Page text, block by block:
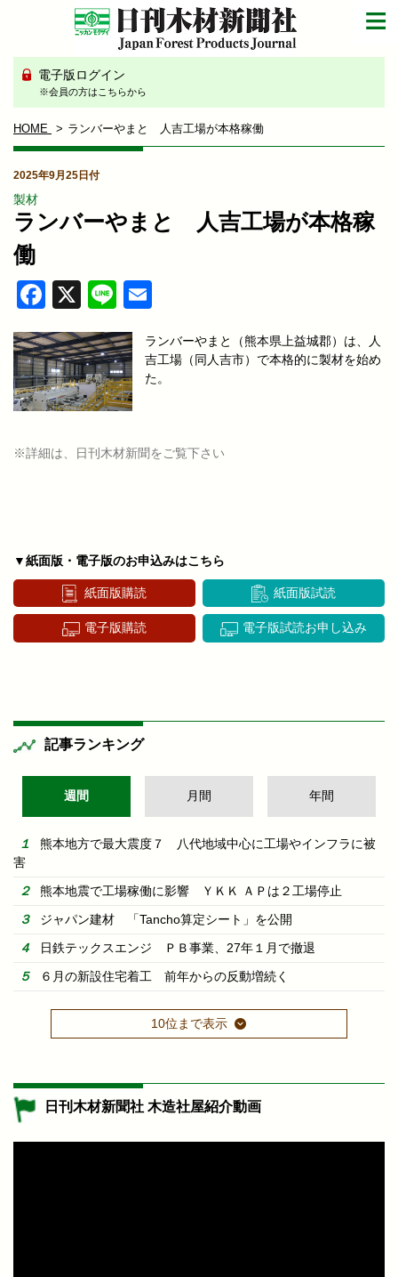
電子版ログイン
※会員の方はこちらから
HOME ランバーやまと 人吉工場が本格稼働
2025年9月25日付
製材
ランバーやまと 人吉工場が本格稼
働
Facebook
X Line
ランバーやまと（熊本県上益城郡）は、人
吉工場（同人吉市）で本格的に製材を始め
た。
※詳細は、日刊木材新聞をご覧下さい
▼紙面版・電子版のお申込みはこちら
紙面版購読 紙面版試読
電子版購読 電子版試読お申し込み
記事ランキング
週間 月間 年間
熊本地方で最大震度７ 八代地域中心に工場やインフラに被
害
熊本地震で工場稼働に影響 ＹＫＫ ＡＰは２工場停止
ジャパン建材 「Tancho算定シート」を公開
日鉄テックスエンジ ＰＢ事業、27年１月で撤退
６月の新設住宅着工 前年からの反動増続く
10位まで表示
日刊木材新聞社 木造社屋紹介動画